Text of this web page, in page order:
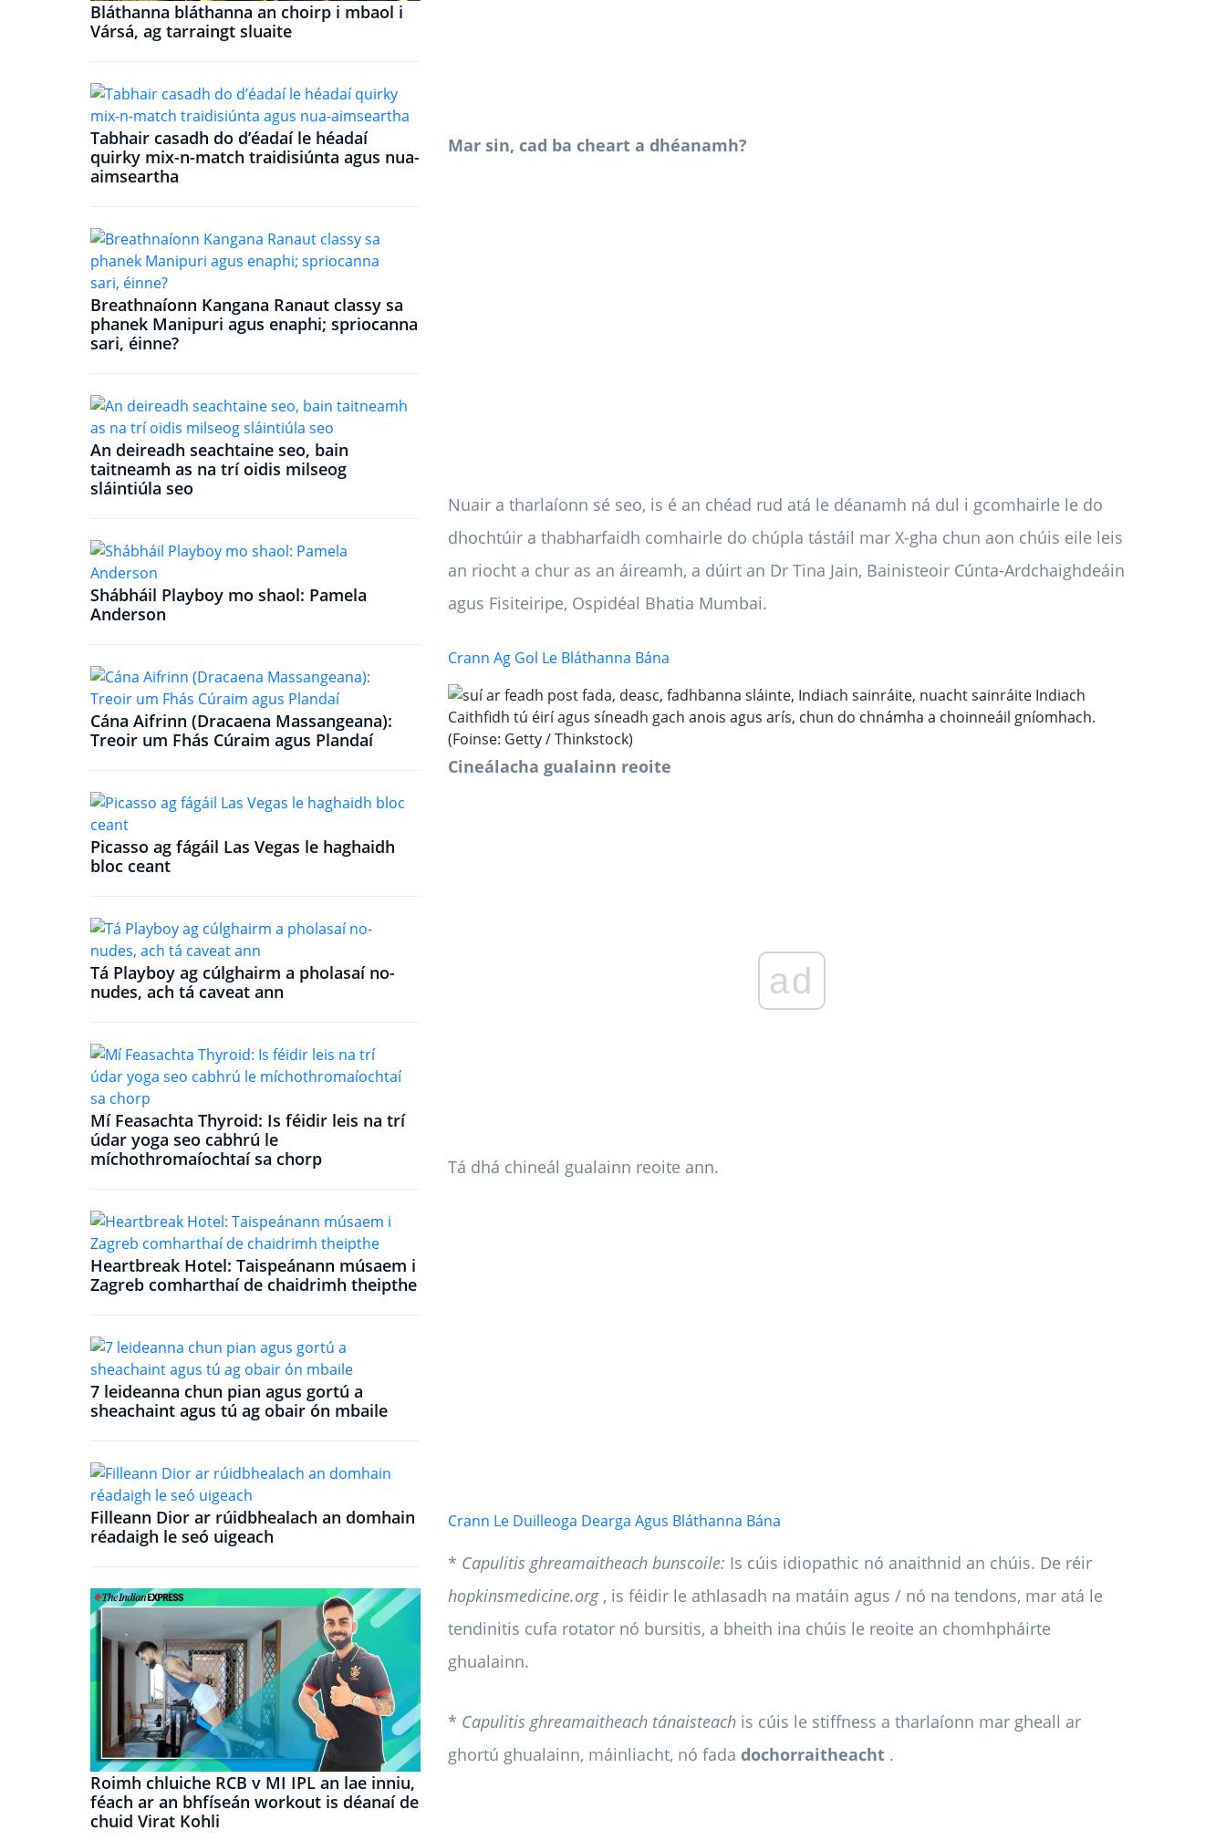
Bláthanna bláthanna an choirp i mbaol i
Vársá, ag tarraingt sluaite
Tabhair casadh do d’éadaí le héadaí
quirky mix-n-match traidisiúnta agus nua-
aimseartha
Breathnaíonn Kangana Ranaut classy sa
phanek Manipuri agus enaphi; spriocanna
sari, éinne?
An deireadh seachtaine seo, bain
taitneamh as na trí oidis milseog
sláintiúla seo
Shábháil Playboy mo shaol: Pamela
Anderson
Cána Aifrinn (Dracaena Massangeana):
Treoir um Fhás Cúraim agus Plandaí
Picasso ag fágáil Las Vegas le haghaidh
bloc ceant
Tá Playboy ag cúlghairm a pholasaí no-
nudes, ach tá caveat ann
Mí Feasachta Thyroid: Is féidir leis na trí
údar yoga seo cabhrú le
míchothromaíochtaí sa chorp
Heartbreak Hotel: Taispeánann músaem i
Zagreb comharthaí de chaidrimh theipthe
7 leideanna chun pian agus gortú a
sheachaint agus tú ag obair ón mbaile
Filleann Dior ar rúidbhealach an domhain
réadaigh le seó uigeach
Roimh chluiche RCB v MI IPL an lae inniu,
féach ar an bhfíseán workout is déanaí de
chuid Virat Kohli
Mar sin, cad ba cheart a dhéanamh?
Nuair a tharlaíonn sé seo, is é an chéad rud atá le déanamh ná dul i gcomhairle le do
dhochtúir a thabharfaidh comhairle do chúpla tástáil mar X-gha chun aon chúis eile leis
an riocht a chur as an áireamh, a dúirt an Dr Tina Jain, Bainisteoir Cúnta-Ardchaighdeáin
agus Fisiteiripe, Ospidéal Bhatia Mumbai.
Crann Ag Gol Le Bláthanna Bána
Caithfidh tú éirí agus síneadh gach anois agus arís, chun do chnámha a choinneáil gníomhach.
(Foinse: Getty / Thinkstock)
Cineálacha gualainn reoite
ad
Tá dhá chineál gualainn reoite ann.
Crann Le Duilleoga Dearga Agus Bláthanna Bána
* Capulitis ghreamaitheach bunscoile: Is cúis idiopathic nó anaithnid an chúis. De réir
hopkinsmedicine.org, is féidir le athlasadh na matáin agus / nó na tendons, mar atá le
tendinitis cufa rotator nó bursitis, a bheith ina chúis le reoite an chomhpháirte
ghualainn.
* Capulitis ghreamaitheach tánaisteach is cúis le stiffness a tharlaíonn mar gheall ar
ghortú ghualainn, máinliacht, nó fada dochorraitheacht .